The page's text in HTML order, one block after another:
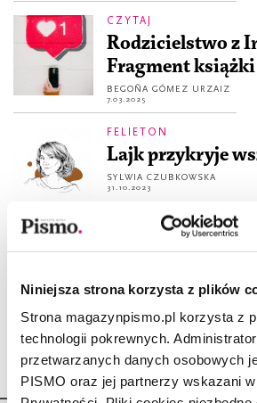
Niniejsza strona korzysta z plików
Strona magazynpismo.pl korzysta z
technologii pokrewnych.
przetwarzanych danych osobowych
PISMO oraz jej partnerzy wskazani
CZYTAJ
Rodzicielstwo z
Fragment książki
BEGOÑA GÓMEZ URZAIZ
7.03.2025
FELIETON
Lajk przykryje
SYLWIA CZUBKOWSKA
31.10.2023
ANNA FRĄTCZAK
3.08.2021